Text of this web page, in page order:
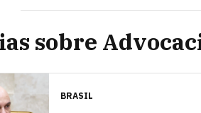
sobre
BRASIL